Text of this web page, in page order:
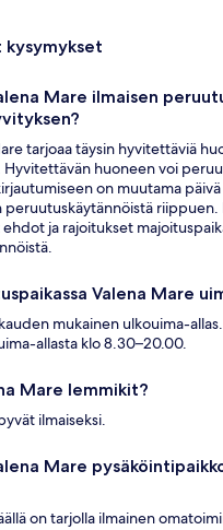
kysymykset
Mare ilmaisen
tarjoaa täysin hyvitettäviä
Hyvitettävän huoneen voi
on muutama päivä
peruutuskäytännöistä riippuen.
ja rajoitukset
Valena Mare
mukainen ulkouima-
allasta klo 8.30–20.00.
Mare lemmikit?
ilmaiseksi.
Mare
on tarjolla ilmainen